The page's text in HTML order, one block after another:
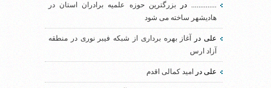
..............دربزرگترین حوزه علمیه برادران استان در
هادیشهر ساخته می شود
علیدر
آغاز بهره برداری از شبکه فیبر نوری در منطقه
آزاد ارس
علی در امید کمالی اقدم